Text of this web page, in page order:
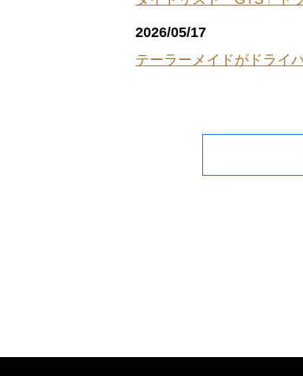
2026/05/17
テーラーメイドがドライ